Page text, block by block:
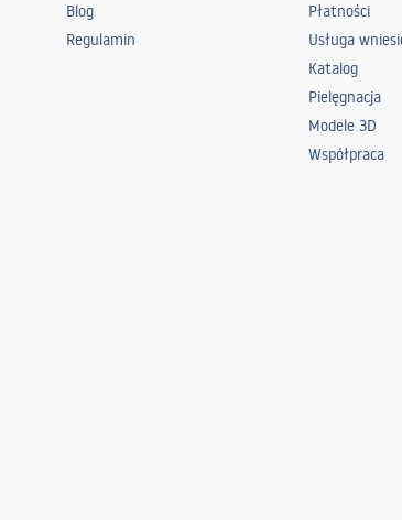
Blog
Regulamin
Płatności
Usługa
Katalog
Pielęgnacja
Modele 3D
Współpraca